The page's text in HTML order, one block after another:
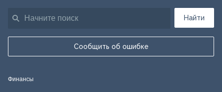
Найти
Сообщить об ошибке
Финансы